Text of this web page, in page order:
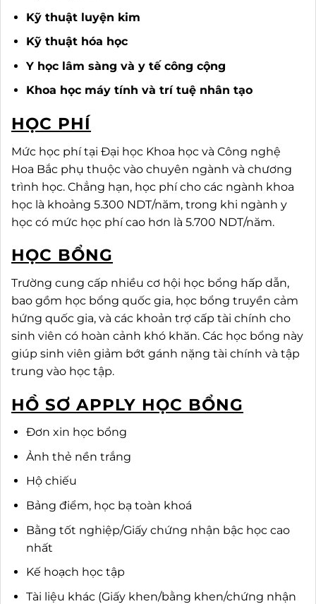
Kỹ thuật luyện kim
Kỹ thuật hóa học
Y học lâm sàng và y tế công cộng
Khoa học máy tính và trí tuệ nhân tạo
HỌC PHÍ
Mức học phí tại Đại học Khoa học và Công nghệ
Hoa Bắc phụ thuộc vào chuyên ngành và chương
trình học. Chẳng hạn, học phí cho các ngành khoa
học là khoảng 5.300 NDT/năm, trong khi ngành y
học có mức học phí cao hơn là 5.700 NDT/năm.
HỌC BỔNG
Trường cung cấp nhiều cơ hội học bổng hấp dẫn,
bao gồm học bổng quốc gia, học bổng truyền cảm
hứng quốc gia, và các khoản trợ cấp tài chính cho
sinh viên có hoàn cảnh khó khăn. Các học bổng này
giúp sinh viên giảm bớt gánh nặng tài chính và tập
trung vào học tập.
HỒ SƠ APPLY HỌC BỔNG
Đơn xin học bổng
Ảnh thẻ nền trắng
Hộ chiếu
Bảng điểm, học bạ toàn khoá
Bằng tốt nghiệp/Giấy chứng nhận bậc học cao
nhất
Kế hoạch học tập
Tài liệu khác (Giấy khen/bằng khen/chứng nhận